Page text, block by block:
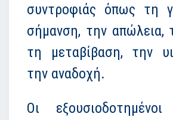
συντροφιάς όπως τη
σήμανση, την απώλεια,
τη μεταβίβαση, την
την αναδοχή.
Οι εξουσιοδοτημένοι